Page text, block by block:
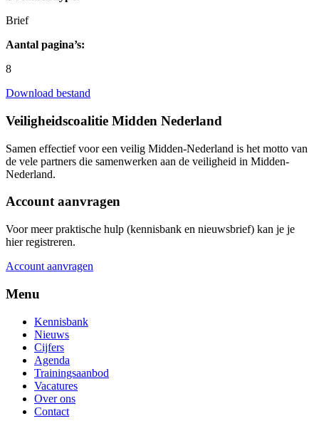
Brief
Aantal pagina’s:
8
Download bestand
Veiligheidscoalitie Midden Nederland
Samen effectief voor een veilig Midden-Nederland is het motto van
de vele partners die samenwerken aan de veiligheid in Midden-
Nederland.
Account aanvragen
Voor meer praktische hulp (kennisbank en nieuwsbrief) kan je je
hier registreren.
Account aanvragen
Menu
Kennisbank
Nieuws
Cijfers
Agenda
Trainingsaanbod
Vacatures
Over ons
Contact